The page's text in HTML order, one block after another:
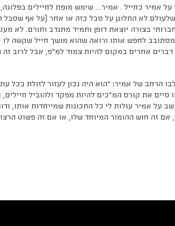
על אמיר כחייל . אמיר... שימש מופת לחיילים
לא התלונן על סבל כזה או אחר (על אף שסבל
בצורה יוצאת דופן ותמיד מתנדב ותורם. לא
מסתובב לחפש אותו ורואה שהוא מושך חייל שקשה לו
אחרים במקום להיות צמוד למ"פ, אבל לרוב זה
הרחב של אמיר: "הוא היה נכון לעזור לזולת בכל
סיים את קורס המ"כים להיות מפקד ולהוביל חיילים,
על אמיר עולות לי כל התכונות שמייחדות אותו,
אם זה חוש ההומור המיוחד שלו, או אם זה פשוט